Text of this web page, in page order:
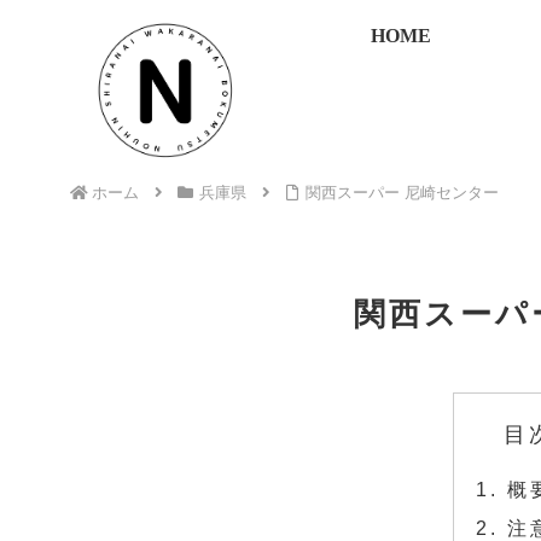
HOME
ホーム 兵庫県 関西スーパー 尼崎センター
関西スー
目
概
注